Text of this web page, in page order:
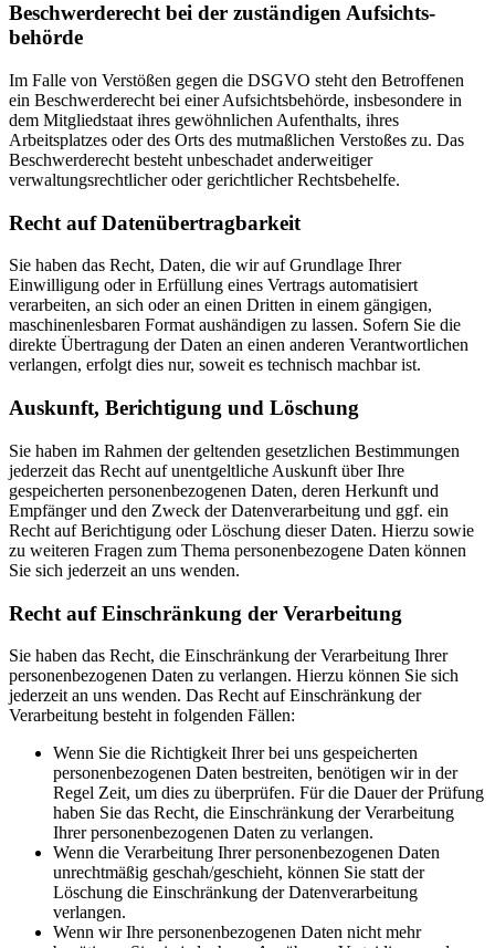
Beschwerde­recht bei der zuständigen Aufsichts­
behörde
Im Falle von Verstößen gegen die DSGVO steht den Betroffenen
ein Beschwerderecht bei einer Aufsichtsbehörde, insbesondere in
dem Mitgliedstaat ihres gewöhnlichen Aufenthalts, ihres
Arbeitsplatzes oder des Orts des mutmaßlichen Verstoßes zu. Das
Beschwerderecht besteht unbeschadet anderweitiger
verwaltungsrechtlicher oder gerichtlicher Rechtsbehelfe.
Recht auf Daten­übertrag­barkeit
Sie haben das Recht, Daten, die wir auf Grundlage Ihrer
Einwilligung oder in Erfüllung eines Vertrags automatisiert
verarbeiten, an sich oder an einen Dritten in einem gängigen,
maschinenlesbaren Format aushändigen zu lassen. Sofern Sie die
direkte Übertragung der Daten an einen anderen Verantwortlichen
verlangen, erfolgt dies nur, soweit es technisch machbar ist.
Auskunft, Berichtigung und Löschung
Sie haben im Rahmen der geltenden gesetzlichen Bestimmungen
jederzeit das Recht auf unentgeltliche Auskunft über Ihre
gespeicherten personenbezogenen Daten, deren Herkunft und
Empfänger und den Zweck der Datenverarbeitung und ggf. ein
Recht auf Berichtigung oder Löschung dieser Daten. Hierzu sowie
zu weiteren Fragen zum Thema personenbezogene Daten können
Sie sich jederzeit an uns wenden.
Recht auf Einschränkung der Verarbeitung
Sie haben das Recht, die Einschränkung der Verarbeitung Ihrer
personenbezogenen Daten zu verlangen. Hierzu können Sie sich
jederzeit an uns wenden. Das Recht auf Einschränkung der
Verarbeitung besteht in folgenden Fällen:
Wenn Sie die Richtigkeit Ihrer bei uns gespeicherten
personenbezogenen Daten bestreiten, benötigen wir in der
Regel Zeit, um dies zu überprüfen. Für die Dauer der Prüfung
haben Sie das Recht, die Einschränkung der Verarbeitung
Ihrer personenbezogenen Daten zu verlangen.
Wenn die Verarbeitung Ihrer personenbezogenen Daten
unrechtmäßig geschah/geschieht, können Sie statt der
Löschung die Einschränkung der Datenverarbeitung
verlangen.
Wenn wir Ihre personenbezogenen Daten nicht mehr